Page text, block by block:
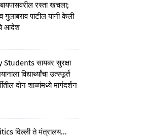
रस्ता खचला;
गुलाबराव पाटील यांनी केली
आदेश
सायबर सुरक्षा
विद्यार्थ्यांचा उत्स्फूर्त
दोन शाळांमध्ये मार्गदर्शन
दिल्ली ते मंत्रालय...